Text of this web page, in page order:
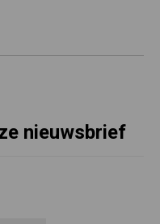
nieuwsbrief